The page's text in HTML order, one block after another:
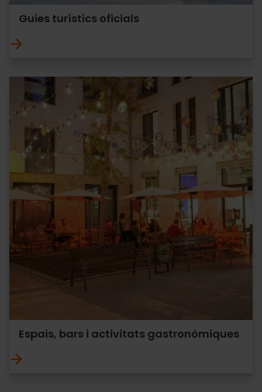
Guies turístics oficials
Espais, bars i activitats gastronòmiques